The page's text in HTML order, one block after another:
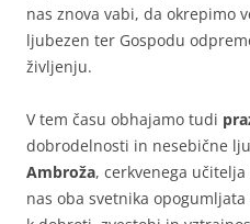
nas znova vabi, da okrepimo
ljubezen ter Gospodu
življenju.
V tem času obhajamo tudi
dobrodelnosti in nesebične
Ambroža, cerkvenega
nas oba svetnika